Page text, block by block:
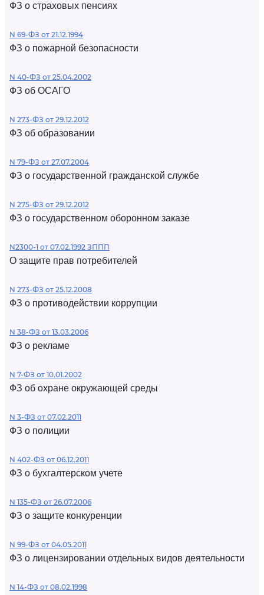
ФЗ о страховых пенсиях
N 69-ФЗ от 21.12.1994
ФЗ о пожарной безопасности
N 40-ФЗ от 25.04.2002
ФЗ об ОСАГО
N 273-ФЗ от 29.12.2012
ФЗ об образовании
N 79-ФЗ от 27.07.2004
ФЗ о государственной гражданской службе
N 275-ФЗ от 29.12.2012
ФЗ о государственном оборонном заказе
N2300-1 от 07.02.1992 ЗППП
О защите прав потребителей
N 273-ФЗ от 25.12.2008
ФЗ о противодействии коррупции
N 38-ФЗ от 13.03.2006
ФЗ о рекламе
N 7-ФЗ от 10.01.2002
ФЗ об охране окружающей среды
N 3-ФЗ от 07.02.2011
ФЗ о полиции
N 402-ФЗ от 06.12.2011
ФЗ о бухгалтерском учете
N 135-ФЗ от 26.07.2006
ФЗ о защите конкуренции
N 99-ФЗ от 04.05.2011
ФЗ о лицензировании отдельных видов деятельности
N 14-ФЗ от 08.02.1998